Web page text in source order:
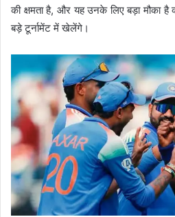
की क्षमता है, और यह उनके लिए बड़ा मौका है
बड़े टूर्नामेंट में खेलेंगे।